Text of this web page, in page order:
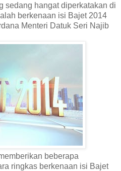
sedang hangat diperkatakan di
berkenaan isi Bajet 2014
Menteri Datuk Seri Najib
beberapa
ringkas berkenaan isi Bajet